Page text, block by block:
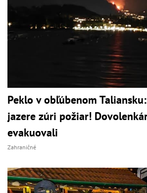
Peklo v obľúbenom
jazere zúri požiar!
evakuovali
Zahraničné